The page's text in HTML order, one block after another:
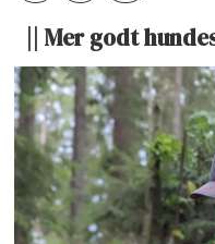
|| Mer godt